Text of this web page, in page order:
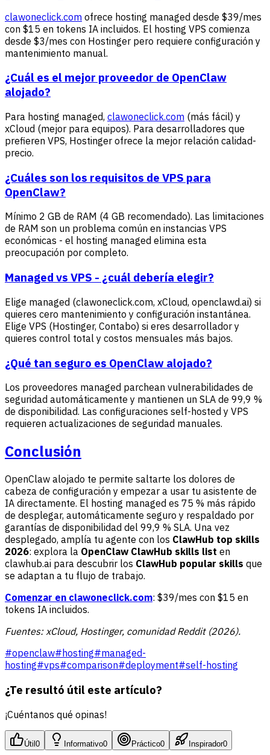
clawoneclick.com ofrece hosting managed desde $39/mes
con $15 en tokens IA incluidos. El hosting VPS comienza
desde $3/mes con Hostinger pero requiere configuración y
mantenimiento manual.
¿Cuál es el mejor proveedor de OpenClaw
alojado?
Para hosting managed, clawoneclick.com (más fácil) y
xCloud (mejor para equipos). Para desarrolladores que
prefieren VPS, Hostinger ofrece la mejor relación calidad-
precio.
¿Cuáles son los requisitos de VPS para
OpenClaw?
Mínimo 2 GB de RAM (4 GB recomendado). Las limitaciones
de RAM son un problema común en instancias VPS
económicas - el hosting managed elimina esta
preocupación por completo.
Managed vs VPS - ¿cuál debería elegir?
Elige managed (clawoneclick.com, xCloud, openclawd.ai) si
quieres cero mantenimiento y configuración instantánea.
Elige VPS (Hostinger, Contabo) si eres desarrollador y
quieres control total y costos mensuales más bajos.
¿Qué tan seguro es OpenClaw alojado?
Los proveedores managed parchean vulnerabilidades de
seguridad automáticamente y mantienen un SLA de 99,9 %
de disponibilidad. Las configuraciones self-hosted y VPS
requieren actualizaciones de seguridad manuales.
Conclusión
OpenClaw alojado te permite saltarte los dolores de
cabeza de configuración y empezar a usar tu asistente de
IA directamente. El hosting managed es 75 % más rápido
de desplegar, automáticamente seguro y respaldado por
garantías de disponibilidad del 99,9 % SLA. Una vez
desplegado, amplía tu agente con los ClawHub top skills
2026: explora la OpenClaw ClawHub skills list en
clawhub.ai para descubrir los ClawHub popular skills que
se adaptan a tu flujo de trabajo.
Comenzar en clawoneclick.com: $39/mes con $15 en
tokens IA incluidos.
Fuentes: xCloud, Hostinger, comunidad Reddit (2026).
#openclaw# hosting#managed-
hosting#vps#comparison#deployment#self-hosting
¿Te resultó útil este artículo?
¡Cuéntanos qué opinas!
Útil0 Informativo0 Práctico0 Inspirador0